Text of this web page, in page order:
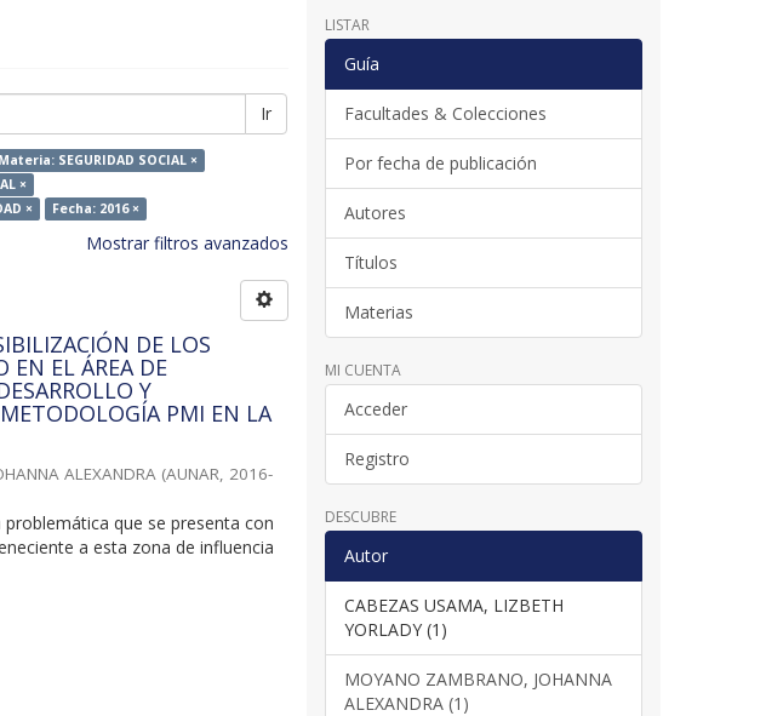
Ir
Materia: SEGURIDAD SOCIAL ×
×
× Fecha: 2016 ×
Mostrar filtros avanzados
DE LOS
EN EL ÁREA DE
Y
PMI EN LA
ALEXANDRA (AUNAR, 2016-
que se presenta con
a esta zona de influencia
LISTAR
Guía
Facultades & Colecciones
Por fecha de publicación
Autores
Títulos
Materias
MI CUENTA
Acceder
Registro
DESCUBRE
Autor
CABEZAS USAMA, LIZBETH
YORLADY (1)
MOYANO ZAMBRANO, JOHANNA
ALEXANDRA (1)